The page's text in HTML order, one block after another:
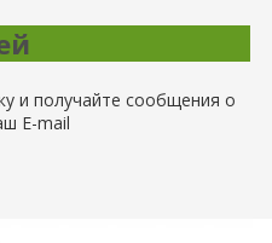
и получайте сообщения о
E-mail